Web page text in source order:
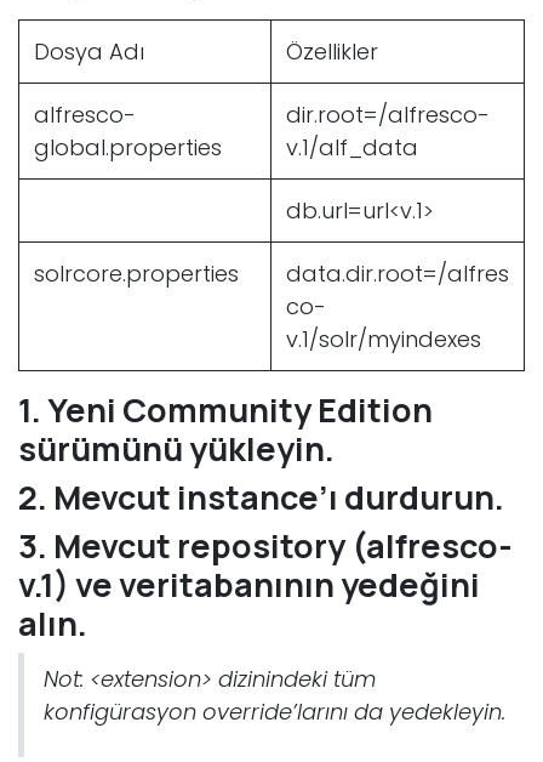
Dosya Adı Özellikler
alfresco-
global.properties
dir.root=/alfresco-
v.1/alf_data
db.url=url<v.1>
solrcore.properties
data.dir.root=/alfres
co-
v.1/solr/myindexes
1. Yeni Community Edition
sürümünü yükleyin.
2. Mevcut instance’ı durdurun.
3. Mevcut repository (alfresco-
v.1) ve veritabanının yedeğini
alın.
Not: <extension> dizinindeki tüm
konfigürasyon override’larını da yedekleyin.